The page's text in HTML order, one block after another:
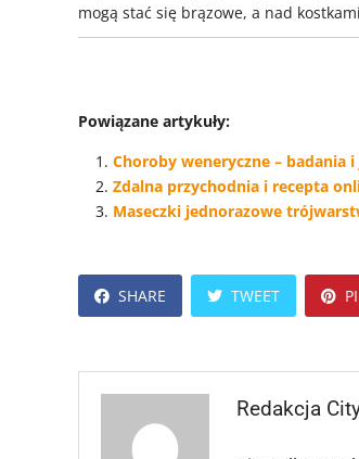
mogą stać się brązowe, a nad
Powiązane artykuły:
Choroby weneryczne – badania
Zdalna przychodnia i recepta
Maseczki jednorazowe
SHARE TWEET
Redakcja